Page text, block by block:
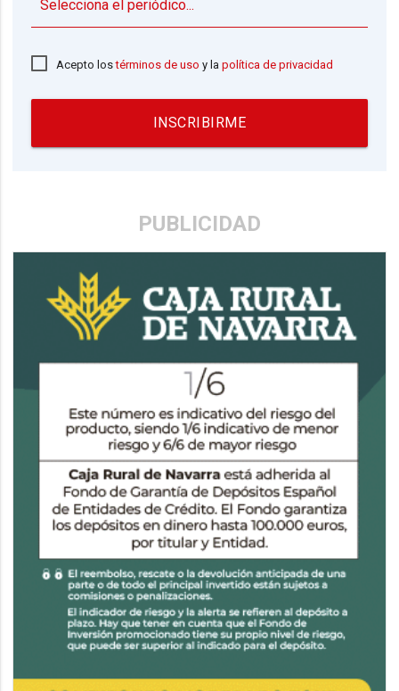
Acepto lostérminos de uso y lapolítica de privacidad
INSCRIBIRME
PUBLICIDAD